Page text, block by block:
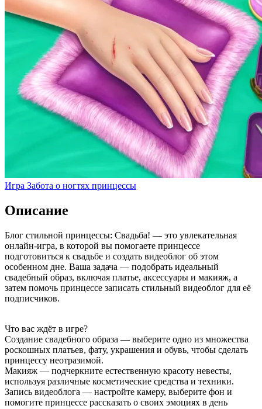
Игра Забота о ногтях принцессы
Описание
Блог стильной принцессы: Свадьба! — это увлекательная
онлайн-игра, в которой вы помогаете принцессе
подготовиться к свадьбе и создать видеоблог об этом
особенном дне. Ваша задача — подобрать идеальный
свадебный образ, включая платье, аксессуары и макияж, а
затем помочь принцессе записать стильный видеоблог для её
подписчиков.
Что вас ждёт в игре?
Создание свадебного образа — выберите одно из множества
роскошных платьев, фату, украшения и обувь, чтобы сделать
принцессу неотразимой.
Макияж — подчеркните естественную красоту невесты,
используя различные косметические средства и техники.
Запись видеоблога — настройте камеру, выберите фон и
помогите принцессе рассказать о своих эмоциях в день